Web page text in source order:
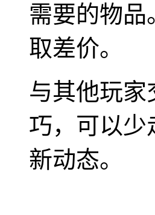
需要的物
取差价。
与其他玩
巧，可以少
新动态。